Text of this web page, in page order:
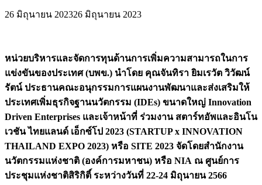
26 มิถุนายน 202326 มิถุนายน 2023
หน่วยบริหารและจัดการทุนด้านการเพิ่มความสามารถในการ
แข่งขันของประเทศ (บพข.) นำโดย คุณจันทิรา ยิมเรวัต วิวัฒน์
รัตน์ ประธานคณะอนุกรรมการแผนงานพัฒนาและส่งเสริมให้
ประเทศเพิ่มธุรกิจฐานนวัตกรรม (IDEs) ขนาดใหญ่ Innovation
Driven Enterprises และเจ้าหน้าที่ ร่วมงาน สตาร์ทอัพและอินโน
เวชัน ไทยแลนด์ เอ็กซ์โป 2023 (STARTUP x INNOVATION
THAILAND EXPO 2023) หรือ SITE 2023 จัดโดยสำนักงาน
นวัตกรรมแห่งชาติ (องค์การมหาชน) หรือ NIA ณ ศูนย์การ
ประชุมแห่งชาติสิริกิติ์ ระหว่างวันที่ 22-24 มิถุนายน 2566